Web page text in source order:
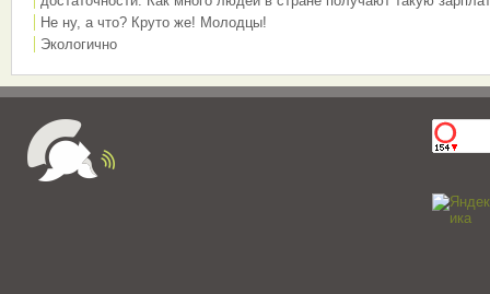
Не ну, а что? Круто же! Молодцы!
Экологично